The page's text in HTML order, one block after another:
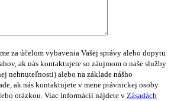
za účelom vybavenia Vašej správy alebo dopytu
ak nás kontaktujete so záujmom o naše služby
nehnuteľnosti) alebo na základe nášho
ak nás kontaktujete v mene právnickej osoby
otázkou. Viac informácií nájdete v Zásadách